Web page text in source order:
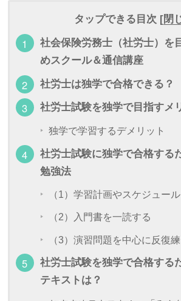
タップできる目次 [閉
社会保険労務士（社労士）を
めスクール＆通信講座
社労士は独学で合格できる？
社労士試験を独学で目指すメ
独学で学習するデメリット
社労士試験に独学で合格する
勉強法
（1）学習計画やスケジュー
（2）入門書を一読する
（3）演習問題を中心に反復
社労士試験を独学で合格する
テキストは？